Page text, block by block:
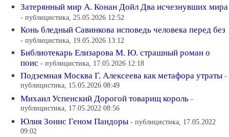
Затерянный мир А. Конан Дойл Два исчезнувших мира
- публицистика, 25.05.2026 12:52
Конь бледный Савинкова исповедь человека перед без
- публицистика, 19.05.2026 13:12
Библиотекарь Елизарова М. Ю. страшный роман о
поис - публицистика, 17.05.2026 12:18
Подземная Москва Г. Алексеева как метафора утраты -
публицистика, 15.05.2026 08:49
Михаил Успенский Дорогой товарищ король -
публицистика, 17.05.2022 08:56
Юлия Зонис Геном Пандоры - публицистика, 17.05.2022
09:02